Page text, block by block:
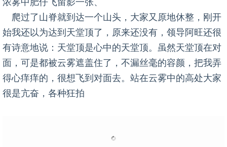
爬过了山脊就到达一个山头，大家又原地休整，刚开
始我还以为达到天堂顶了，原来还没有，领导阿旺还很
有诗意地说：天堂顶是心中的天堂顶。虽然天堂顶在对
面，可是都被云雾遮盖住了，不漏丝毫的容颜，把我弄
得心痒痒的，很想飞到对面去。站在云雾中的高处大家
很是亢奋，各种狂拍